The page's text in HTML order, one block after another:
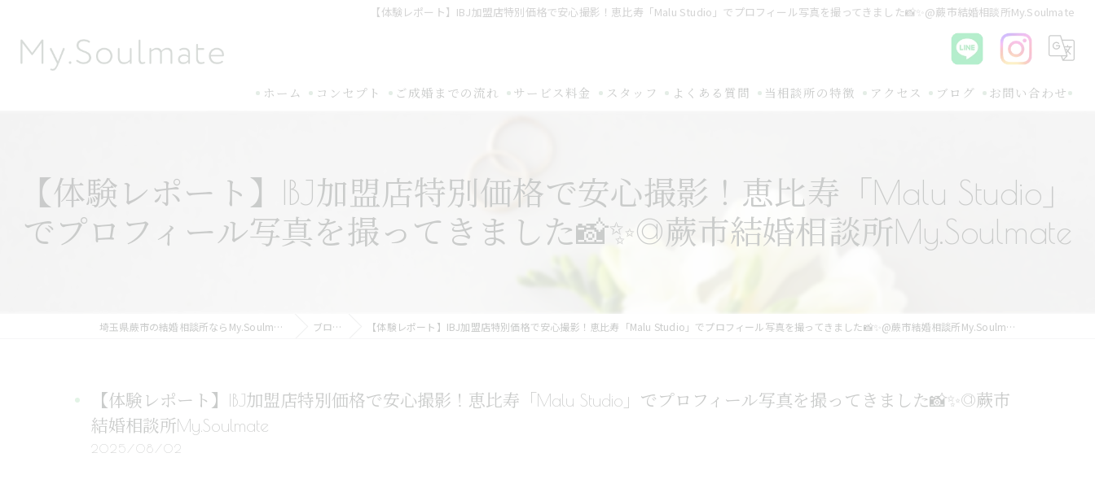
【体験レポート】IBJ加盟店特別価格で安心撮影！恵比寿「Malu Studio」でプロフィール写真を撮ってきました📸✨@蕨市結婚相談所My.Soulmate
ホーム コンセプト ご成婚までの流れ サービス料金 スタッフ よくある質問 当相談所の特徴
30代
オンライン
アクセス ブログ
関連ブログ
お問い合わせ
【体験レポート】IBJ加盟店特別価格で安心撮影！恵比寿「Malu Studio」
でプロフィール写真を撮ってきました📸✨@蕨市結婚相談所My.Soulmate
埼玉県蕨市の結婚相談所ならMy.Soulmate ブログ 【体験レポート】IBJ加盟店特別価格で安心撮影！恵比寿「Malu Studio」でプロフィール写真を撮ってきました📸✨@蕨市結婚相談所My.Soulmate
【体験レポート】IBJ加盟店特別価格で安心撮影！恵比寿「Malu Studio」でプロフィール写真を撮ってきました📸✨@蕨市
結婚相談所My.Soulmate
2025/08/02